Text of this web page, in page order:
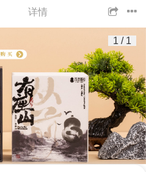
详情
1 / 1